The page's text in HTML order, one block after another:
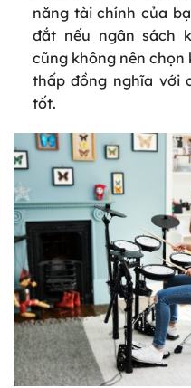
năng tài chính của
đắt nếu ngân sách
cũng không nên chọn
thấp đồng nghĩa với
tốt.